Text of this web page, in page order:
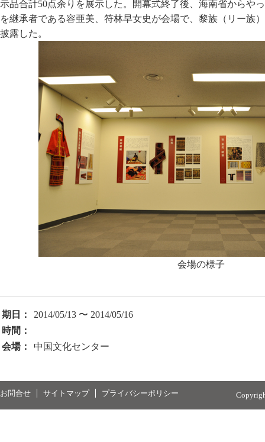
示品合計50点余りを展示した。開幕式終了後、海南省からや
を継承者である容亜美、符林早女史が会場で、黎族（リー族
披露した。
会場の様子
期日：
2014/05/13 〜 2014/05/16
時間：
会場：
中国文化センター
お問合せ サイトマップ プライバシーポリシー